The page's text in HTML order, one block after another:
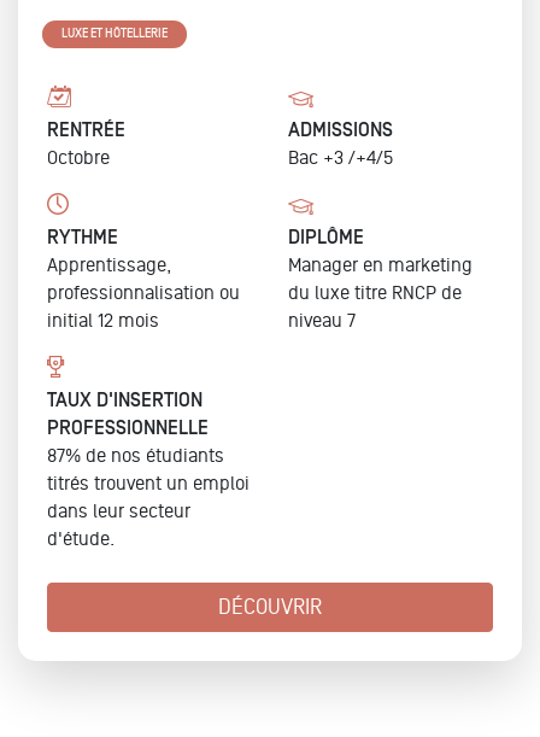
LUXE ET HÔTELLERIE
RENTRÉE
Octobre
ADMISSIONS
Bac +3 /+4/5
RYTHME
Apprentissage,
professionnalisation ou
initial 12 mois
DIPLÔME
Manager en marketing
du luxe titre RNCP de
niveau 7
TAUX D'INSERTION
PROFESSIONNELLE
87% de nos étudiants
titrés trouvent un emploi
dans leur secteur
d'étude.
DÉCOUVRIR